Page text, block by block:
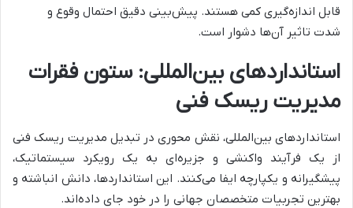
قابل اندازه‌گیری کمی هستند. پیش‌بینی دقیق احتمال وقوع و
شدت تاثیر آن‌ها دشوار است.
استانداردهای بین‌المللی: ستون فقرات
مدیریت ریسک فنی
استانداردهای بین‌المللی، نقش محوری در تبدیل مدیریت ریسک فنی
از یک فرآیند واکنشی و جزیره‌ای به یک رویکرد سیستماتیک،
پیشگیرانه و یکپارچه ایفا می‌کنند. این استانداردها، دانش انباشته و
بهترین تجربیات متخصصان جهانی را در خود جای داده‌اند.